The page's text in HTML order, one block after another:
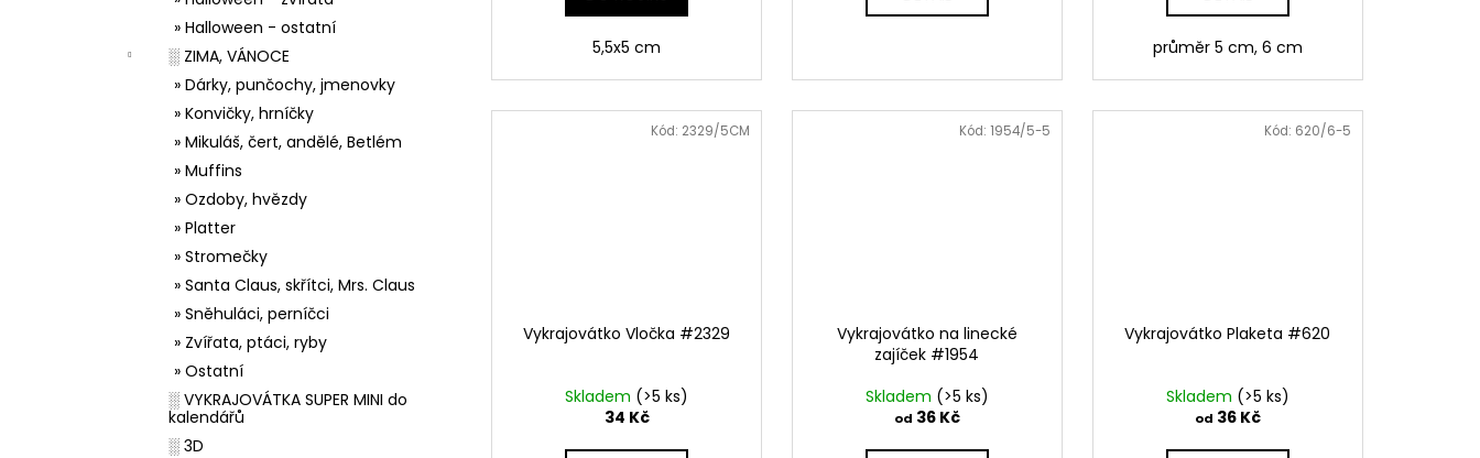
» Halloween - ostatní
░ ZIMA, VÁNOCE
» Dárky, punčochy, jmenovky
» Konvičky, hrníčky
» Mikuláš, čert, andělé, Betlém
» Muffins
» Ozdoby, hvězdy
» Platter
» Stromečky
» Santa Claus, skřítci, Mrs. Claus
» Sněhuláci, perníčci
» Zvířata, ptáci, ryby
» Ostatní
░ VYKRAJOVÁTKA SUPER MINI do
kalendářů
░ 3D
5,5x5 cm průměr 5 cm, 6 cm
Vykrajovátko Vločka #2329
Skladem (>5 ks)
34 Kč
Kód: 2329/5CM
Vykrajovátko na linecké
zajíček #1954
Skladem (>5 ks)
od 36 Kč
Kód: 1954/5-5
Vykrajovátko Plaketa #620
Skladem (>5 ks)
od 36 Kč
Kód: 620/6-5